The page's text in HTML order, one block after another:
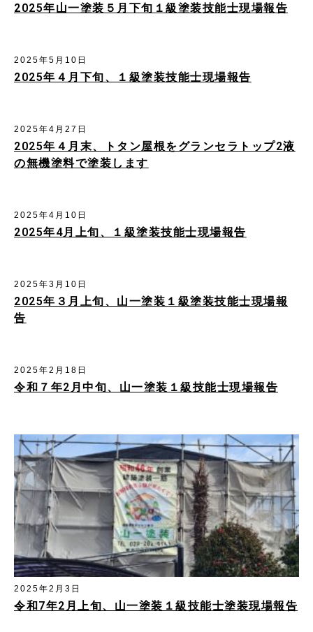
2025年山一塗装５月下旬１級塗装技能士現場報告
2025年４月下旬、１級塗装技能士現場報告
2025年5月10日
2025年４月末、トタン屋根をグランセラトップ2液
の無機塗料で塗装します
2025年4月27日
2025年4月上旬、１級塗装技能士現場報告
2025年4月10日
2025年３月上旬、山一塗装１級塗装技能士現場報
告
2025年3月10日
令和７年2月中旬、山一塗装１級技能士現場報告
2025年2月18日
令和7年2月上旬、山一塗装１級技能士塗装現場報告
2025年2月3日